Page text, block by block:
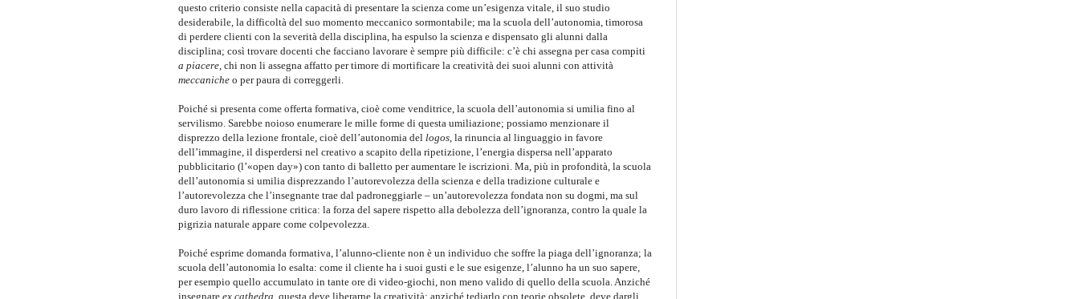
questo criterio consiste nella capacità di presentare la scienza come un’esigenza vitale, il suo studio
desiderabile, la difficoltà del suo momento meccanico sormontabile; ma la scuola dell’autonomia, timorosa
di perdere clienti con la severità della disciplina, ha espulso la scienza e dispensato gli alunni dalla
disciplina; così trovare docenti che facciano lavorare è sempre più difficile: c’è chi assegna per casa compiti
a piacere , chi non li assegna affatto per timore di mortificare la creatività dei suoi alunni con attività
meccaniche o per paura di correggerli.
Poiché si presenta come offerta formativa, cioè come venditrice, la scuola dell’autonomia si umilia fino al
servilismo. Sarebbe noioso enumerare le mille forme di questa umiliazione; possiamo menzionare il
disprezzo della lezione frontale, cioè dell’autonomia del logos , la rinuncia al linguaggio in favore
dell’immagine, il disperdersi nel creativo a scapito della ripetizione, l’energia dispersa nell’apparato
pubblicitario (l’«open day») con tanto di balletto per aumentare le iscrizioni. Ma, più in profondità, la scuola
dell’autonomia si umilia disprezzando l’autorevolezza della scienza e della tradizione culturale e
l’autorevolezza che l’insegnante trae dal padroneggiarle – un’autorevolezza fondata non su dogmi, ma sul
duro lavoro di riflessione critica: la forza del sapere rispetto alla debolezza dell’ignoranza, contro la quale la
pigrizia naturale appare come colpevolezza.
Poiché esprime domanda formativa, l’alunno-cliente non è un individuo che soffre la piaga dell’ignoranza; la
scuola dell’autonomia lo esalta: come il cliente ha i suoi gusti e le sue esigenze, l’alunno ha un suo sapere,
per esempio quello accumulato in tante ore di video-giochi, non meno valido di quello della scuola. Anziché
insegnare ex cathedra , questa deve liberarne la creatività; anziché tediarlo con teorie obsolete, deve dargli